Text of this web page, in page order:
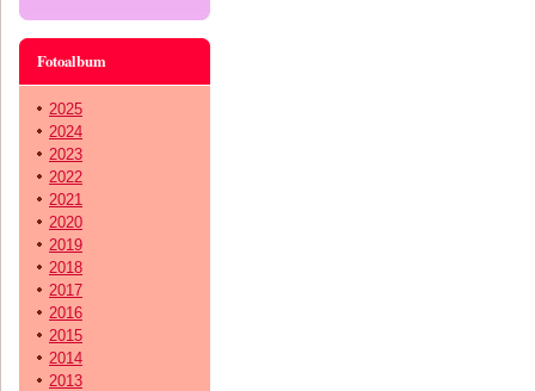
Fotoalbum
2025
2024
2023
2022
2021
2020
2019
2018
2017
2016
2015
2014
2013